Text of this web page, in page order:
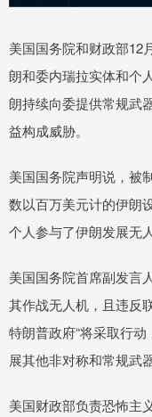
美国国务院和财政部12
朗和委内瑞拉实体和个
朗持续向委提供常规武
益构成威胁。
美国国务院声明说，被
数以百万美元计的伊朗
个人参与了伊朗发展无
美国国务院首席副发言
其作战无人机，且违反
特朗普政府“将采取行
展其他非对称和常规武
美国财政部负责恐怖主